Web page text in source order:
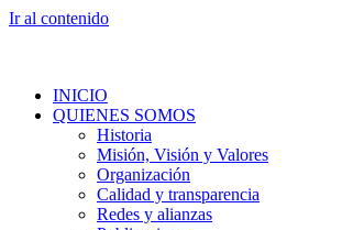
Ir al contenido
INICIO
QUIENES SOMOS
Historia
Misión, Visión y Valores
Organización
Calidad y transparencia
Redes y alianzas